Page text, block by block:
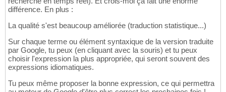
différence. En plus :
La qualité s'est beaucoup améliorée (traduction statistique...)
Sur chaque terme ou élément syntaxique de la version traduite
par Google, tu peux (en cliquant avec la souris) et tu peux
choisir l'expression la plus appropriée, qui seront souvent des
expressions idiomatiques.
Tu peux même proposer la bonne expression, ce qui permettra